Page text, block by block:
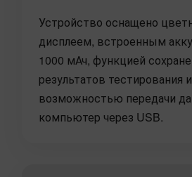
Устройство оснащено
дисплеем, встроенным
1000 мАч, функцией
результатов тестирования и
возможностью передачи
компьютер через USB.